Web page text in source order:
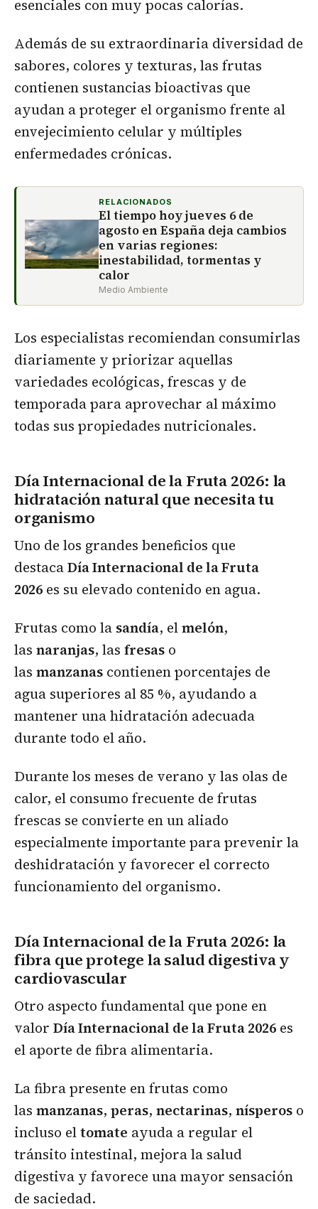
esenciales con muy pocas calorías.
Además de su extraordinaria diversidad de
sabores, colores y texturas, las frutas
contienen sustancias bioactivas que
ayudan a proteger el organismo frente al
envejecimiento celular y múltiples
enfermedades crónicas.
RELACIONADOS
El tiempo hoy jueves 6 de
agosto en España deja cambios
en varias regiones:
inestabilidad, tormentas y
calor
Medio Ambiente
Los especialistas recomiendan consumirlas
diariamente y priorizar aquellas
variedades ecológicas, frescas y de
temporada para aprovechar al máximo
todas sus propiedades nutricionales.
Día Internacional de la Fruta 2026: la
hidratación natural que necesita tu
organismo
Uno de los grandes beneficios que
destacaDía Internacional de la Fruta
2026 es su elevado contenido en agua.
Frutas como la sandía, elmelón,
las naranjas, las fresas o
las manzanas contienen porcentajes de
agua superiores al 85 %, ayudando a
mantener una hidratación adecuada
durante todo el año.
Durante los meses de verano y las olas de
calor, el consumo frecuente de frutas
frescas se convierte en un aliado
especialmente importante para prevenir la
deshidratación y favorecer el correcto
funcionamiento del organismo.
Día Internacional de la Fruta 2026: la
fibra que protege la salud digestiva y
cardiovascular
Otro aspecto fundamental que pone en
valor Día Internacional de la Fruta 2026 es
el aporte de fibra alimentaria.
La fibra presente en frutas como
las manzanas, peras, nectarinas, nísperos o
incluso eltomate ayuda a regular el
tránsito intestinal, mejora la salud
digestiva y favorece una mayor sensación
de saciedad.